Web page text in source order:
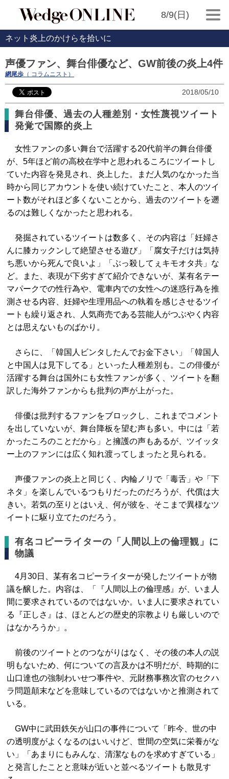
8/9(日)
ネット炎上のかけらを拾いに
声優ファン、舞台俳優など、GW前後の炎上4件
網尾歩 （ コラムニスト）
2018/05/10
舞台俳優、過去の人種差別・女性蔑視ツイート
発覚で国際的炎上
女性ファンの多い舞台で活躍する20代前半の舞台俳優
が、5年ほど前の高校在学中と思われるころにツイートし
ていた内容を発見され、炎上した。まだ人気のなかった当
時から同じアカウントを使い続けていたこと、本人のツイ
ート数がそれほど多くないことから、過去のツイートを遡
るのは難しくなかったと思われる。
発掘されているツイートは数多く、その内容は「妊婦さ
んに膝カックンして絶望させる遊び」「腐女子だけは気持
ち悪いから死んで良いよ」「ぶっ殺してぇキモオタ共」な
ど。また、表現が下劣すぎて紹介できないが、某有名テー
マパークでの性行為や、電車内での女性への迷惑行為を推
測させる内容、妊婦や生理用品への執着を感じさせるツイ
ートも繰り返され、人気商売である芸能人がつぶやく内容
とは思えないものばかり。
さらに、「韓国人ビンタしたんでお金下さい」「韓国人
と中国人は見下してる」といった人種差別も。この俳優が
活躍する舞台は国外にも女性ファンが多く、ツイートを翻
訳した海外ファンからも批判の声が上がった。
俳優は批判するファンをブロックし、これまでコメント
を出していないが、舞台降板を望む声も多い。中には「若
かったころのことだから」と擁護の声もあるが、ツイッタ
ー上のファンには広く知れ渡ってしまったと見られる。
声優ファンの炎上と同じく、内輪ノリで「毒舌」や「下
ネタ」を楽しんでいるつもりだったのだろうが、代償は大
きい。若気の至りとはいえ、何が彼を、そこまで異様なツ
イートに駆り立てたのだろう。
有名コピーライターの「人間以上の倫理観」に
物議
4月30日、某有名コピーライターが発したツイートが物
議を醸した。内容は、「『人間以上の倫理感』が、いま人
間に要求されているのではないか。いま人に要求されてい
る『正しさ』は、ほとんどの歴史的宗教よりも厳しいので
はなかろうか」。
前後のツイートとのつながりはなく、その後の本人の説
明もないため、何についての言及かは不明だが、時期的に
山口達也の強制わいせつ事件や、元財務事務次官のセクハ
ラ問題顛末などを意味しているのではないかと推測されて
いる。
GW中に武田鉄矢が山口の事件について「昨今、世の中
の透明度がよくなるのはいいけど、世間の空気に栄養がな
い」「あまりにもみんな、清潔なものを求めすぎている」
と発言したことと意味が近いと並べるツイートも散見す